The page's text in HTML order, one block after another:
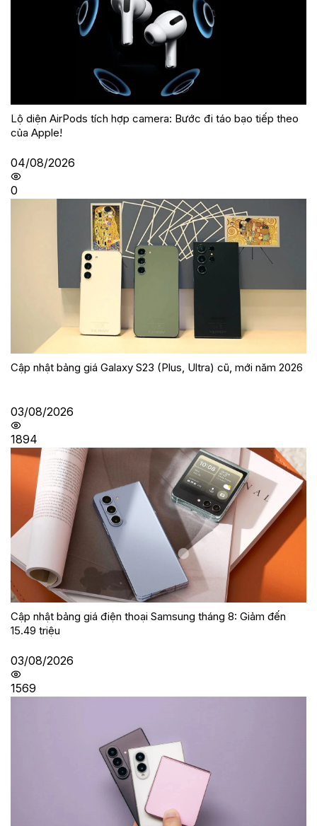
Lộ diện AirPods tích hợp camera: Bước đi táo bạo tiếp theo
của Apple!
04/08/2026
0
Cập nhật bảng giá Galaxy S23 (Plus, Ultra) cũ, mới năm 2026
03/08/2026
1894
Cập nhật bảng giá điện thoại Samsung tháng 8: Giảm đến
15.49 triệu
03/08/2026
1569